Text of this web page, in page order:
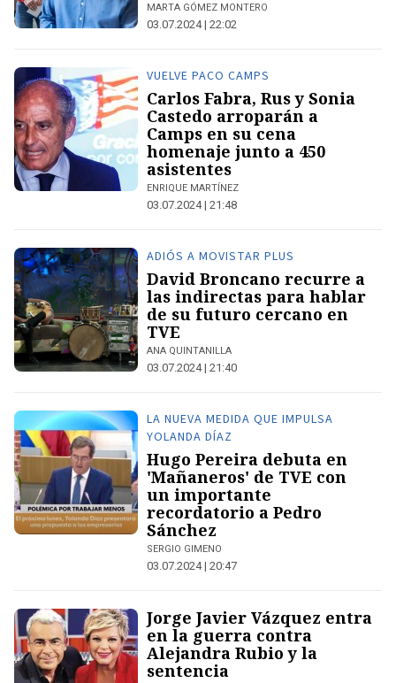
MARTA GÓMEZ MONTERO
03.07.2024 | 22:02
VUELVE PACO CAMPS
Carlos Fabra, Rus y Sonia
Castedo arroparán a
Camps en su cena
homenaje junto a 450
asistentes
ENRIQUE MARTÍNEZ
03.07.2024 | 21:48
ADIÓS A MOVISTAR PLUS
David Broncano recurre a
las indirectas para hablar
de su futuro cercano en
TVE
ANA QUINTANILLA
03.07.2024 | 21:40
LA NUEVA MEDIDA QUE IMPULSA
YOLANDA DÍAZ
Hugo Pereira debuta en
'Mañaneros' de TVE con
un importante
recordatorio a Pedro
Sánchez
SERGIO GIMENO
03.07.2024 | 20:47
Jorge Javier Vázquez entra
en la guerra contra
Alejandra Rubio y la
sentencia